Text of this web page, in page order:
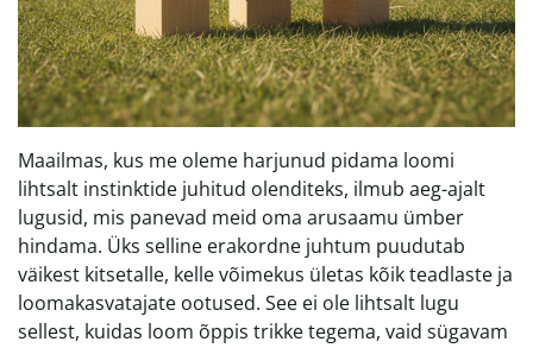
Maailmas, kus me oleme harjunud pidama loomi
lihtsalt instinktide juhitud olenditeks, ilmub aeg-ajalt
lugusid, mis panevad meid oma arusaamu ümber
hindama. Üks selline erakordne juhtum puudutab
väikest kitsetalle, kelle võimekus ületas kõik teadlaste ja
loomakasvatajate ootused. See ei ole lihtsalt lugu
sellest, kuidas loom õppis trikke tegema, vaid sügavam